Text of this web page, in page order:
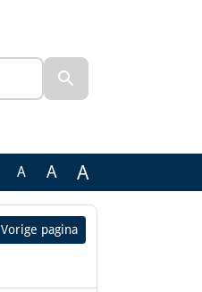
A A A
Vorige pagina